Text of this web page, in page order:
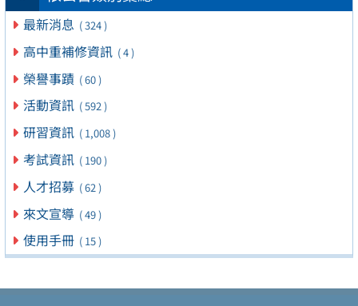
最新消息 ( 324 )
高中重補修資訊 ( 4 )
榮譽事蹟 ( 60 )
活動資訊 ( 592 )
研習資訊 ( 1,008 )
考試資訊 ( 190 )
人才招募 ( 62 )
來文宣導 ( 49 )
使用手冊 ( 15 )